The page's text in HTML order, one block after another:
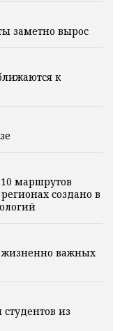
заметно вырос
к
маршрутов
создано в
жизненно важных
из